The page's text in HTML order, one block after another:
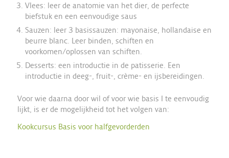
Vlees: leer de anatomie van het dier, de perfecte
biefstuk en een eenvoudige saus
Sauzen: leer 3 basissauzen: mayonaise, hollandaise en
beurre blanc. Leer binden, schiften en
voorkomen/oplossen van schiften.
Desserts: een introductie in de patisserie. Een
introductie in deeg-, fruit-, crème- en ijsbereidingen.
Voor wie daarna door wil of voor wie basis I te eenvoudig
lijkt, is er de mogelijkheid tot het volgen van:
Kookcursus Basis voor halfgevorderden